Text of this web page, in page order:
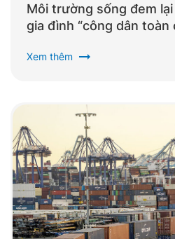
Môi trường sống đem
gia đình “công dân toàn
Xem thêm arrow_right_alt